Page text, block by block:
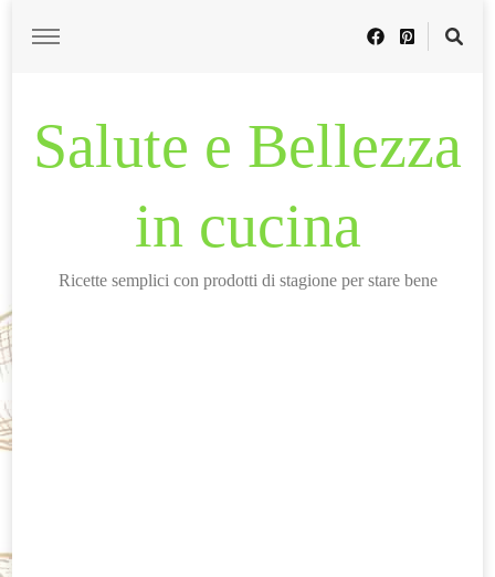
Salute e Bellezza
in cucina
Ricette semplici con prodotti di stagione per stare bene